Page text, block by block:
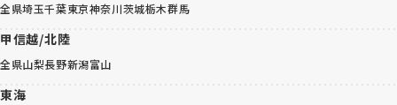
全県埼玉千葉東京神奈川茨城栃木群馬
甲信越/北陸
全県山梨長野新潟富山
東海